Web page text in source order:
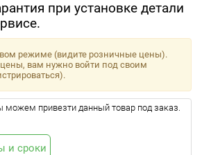
при установке детали
режиме (видите розничные цены).
вам нужно войти под своим
можем привезти данный товар под заказ.
и сроки